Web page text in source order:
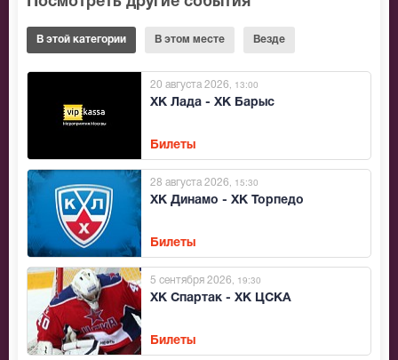
В этой категории В этом месте Везде
ХК Лада - ХК Барыс
20 августа 2026 , 13:00
Билеты
ХК Динамо - ХК Торпедо
28 августа 2026 , 15:30
Билеты
ХК Спартак - ХК ЦСКА
5 сентября 2026 , 19:30
Билеты